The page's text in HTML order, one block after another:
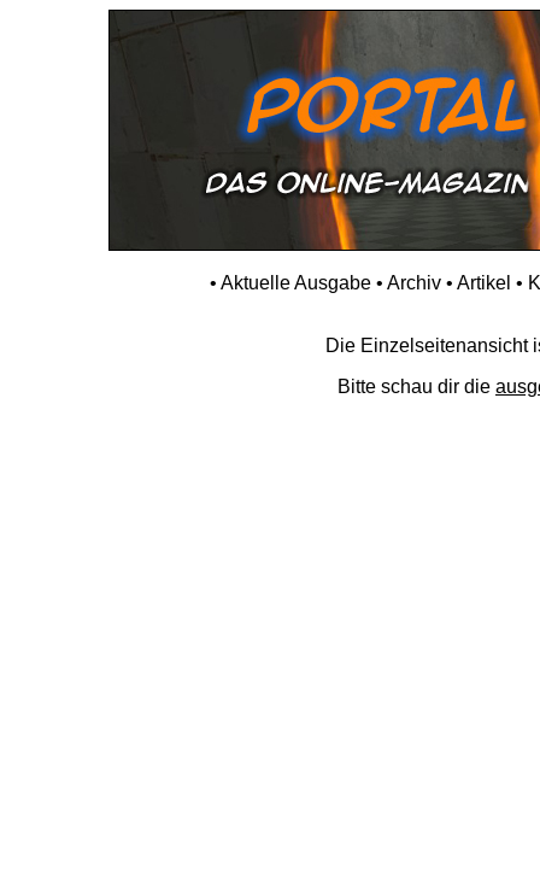
• Aktuelle Ausgabe• Archiv• Artikel •
Die Einzelseitenansicht
Bitte schau dir die